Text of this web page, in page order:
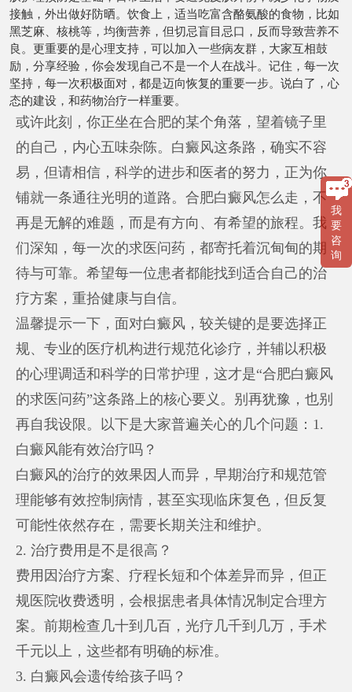
接触，外出做好防晒。饮食上，适当吃富含酪氨酸的食物，比如
黑芝麻、核桃等，均衡营养，但切忌盲目忌口，反而导致营养不
良。更重要的是心理支持，可以加入一些病友群，大家互相鼓
励，分享经验，你会发现自己不是一个人在战斗。记住，每一次
坚持，每一次积极面对，都是迈向恢复的重要一步。说白了，心
态的建设，和药物治疗一样重要。
或许此刻，你正坐在合肥的某个角落，望着镜子里
的自己，内心五味杂陈。白癜风这条路，确实不容
易，但请相信，科学的进步和医者的努力，正为你
铺就一条通往光明的道路。合肥白癜风怎么走，不
再是无解的难题，而是有方向、有希望的旅程。我
们深知，每一次的求医问药，都寄托着沉甸甸的期
待与可靠。希望每一位患者都能找到适合自己的治
疗方案，重拾健康与自信。
温馨提示一下，面对白癜风，较关键的是要选择正
规、专业的医疗机构进行规范化诊疗，并辅以积极
的心理调适和科学的日常护理，这才是“合肥白癜风
的求医问药”这条路上的核心要义。别再犹豫，也别
再自我设限。以下是大家普遍关心的几个问题：1.
白癜风能有效治疗吗？
白癜风的治疗的效果因人而异，早期治疗和规范管
理能够有效控制病情，甚至实现临床复色，但反复
可能性依然存在，需要长期关注和维护。
2. 治疗费用是不是很高？
费用因治疗方案、疗程长短和个体差异而异，但正
规医院收费透明，会根据患者具体情况制定合理方
案。前期检查几十到几百，光疗几千到几万，手术
千元以上，这些都有明确的标准。
3. 白癜风会遗传给孩子吗？
我
要
咨
询